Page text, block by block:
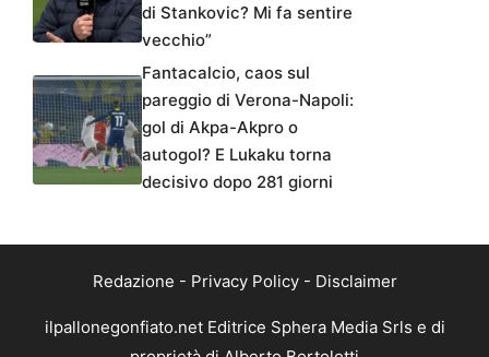
di Stankovic? Mi fa sentire
vecchio”
Fantacalcio, caos sul
pareggio di Verona-Napoli:
gol di Akpa-Akpro o
autogol? E Lukaku torna
decisivo dopo 281 giorni
Redazione - Privacy Policy- Disclaimer
ilpallonegonfiato.net Editrice Sphera Media Srls e di